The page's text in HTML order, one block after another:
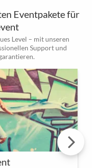
Eventpakete für
Level – mit unseren
Support und